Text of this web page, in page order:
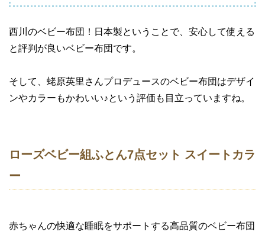
西川のベビー布団！日本製ということで、安心して使える
と評判が良いベビー布団です。
そして、蛯原英里さんプロデュースのベビー布団はデザイ
ンやカラーもかわいい♪という評価も目立っていますね。
ローズベビー組ふとん7点セット スイートカラ
ー
赤ちゃんの快適な睡眠をサポートする高品質のベビー布団